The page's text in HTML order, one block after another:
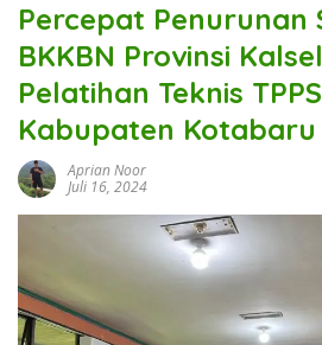
Percepat Penurunan
BKKBN Provinsi
Pelatihan Teknis
Kabupaten Kotabaru
Aprian Noor
Juli 16, 2024